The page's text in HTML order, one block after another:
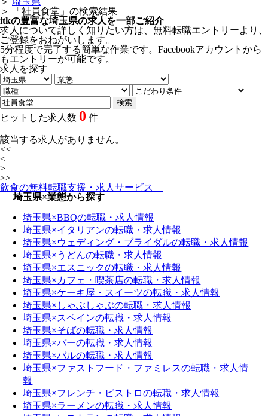
＞
「社員食堂」の検索結果
itkの豊富な埼玉県の求人を一部ご紹介
求人について詳しく知りたい方は、無料転職エントリーより、
ご登録をおねがいします。
5分程度で完了する簡単な作業です。Facebookアカウントから
もエントリーが可能です。
求人を探す
ヒットした求人数 0 件
該当する求人がありません。
<<
<
>
>>
飲食の無料転職支援・求人サービス
埼玉県×業態から探す
埼玉県×BBQの転職・求人情報
埼玉県×イタリアンの転職・求人情報
埼玉県×ウェディング・ブライダルの転職・求人情報
埼玉県×うどんの転職・求人情報
埼玉県×エスニックの転職・求人情報
埼玉県×カフェ・喫茶店の転職・求人情報
埼玉県×ケーキ屋・スイーツの転職・求人情報
埼玉県×しゃぶしゃぶの転職・求人情報
埼玉県×スペインの転職・求人情報
埼玉県×そばの転職・求人情報
埼玉県×バーの転職・求人情報
埼玉県×バルの転職・求人情報
埼玉県×ファストフード・ファミレスの転職・求人情
報
埼玉県×フレンチ・ビストロの転職・求人情報
埼玉県×ラーメンの転職・求人情報